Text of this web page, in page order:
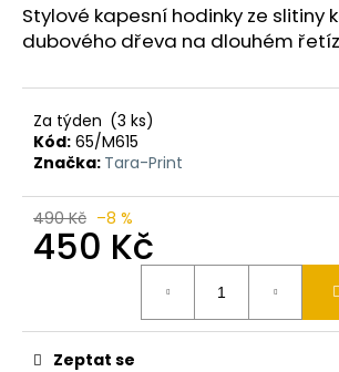
Stylové kapesní hodinky ze slitiny
dubového dřeva na dlouhém
Za týden (3 ks)
Kód: 65/M615
Značka: Tara-Print
490 Kč –8 %
450 Kč
Zeptat se
D
o
p
o
u